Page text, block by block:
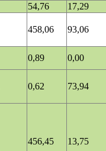
54,76
17,29
458,06 93,06
0,89
0,00
0,62 73,94
456,45 13,75